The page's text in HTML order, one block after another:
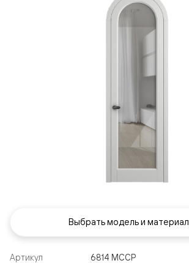
Артикул
6814 МССР
Выбрать модель и материал